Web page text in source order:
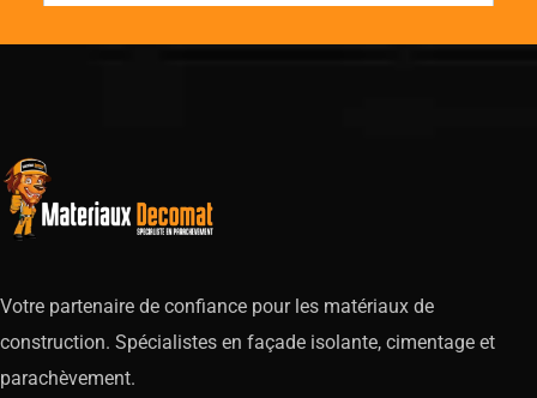
Votre partenaire de confiance pour les matériaux de
construction. Spécialistes en façade isolante, cimentage et
parachèvement.